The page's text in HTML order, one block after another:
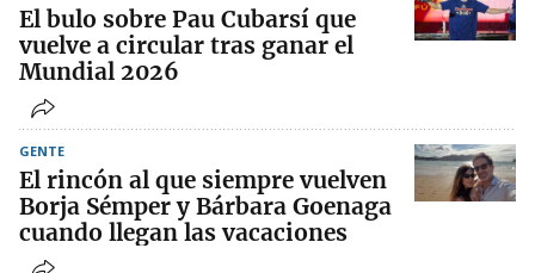
El bulo sobre Pau Cubarsí que
vuelve a circular tras ganar el
Mundial 2026
GENTE
El rincón al que siempre vuelven
Borja Sémper y Bárbara Goenaga
cuando llegan las vacaciones